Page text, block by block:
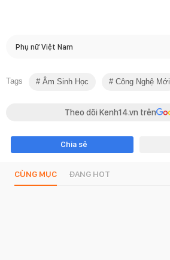
Phụ nữ Việt Nam
Tags Âm Sinh Học Công Nghệ Mới
Theo dõi Kenh14.vn trên
Chia sẻ
CÙNG MỤC ĐANG HOT